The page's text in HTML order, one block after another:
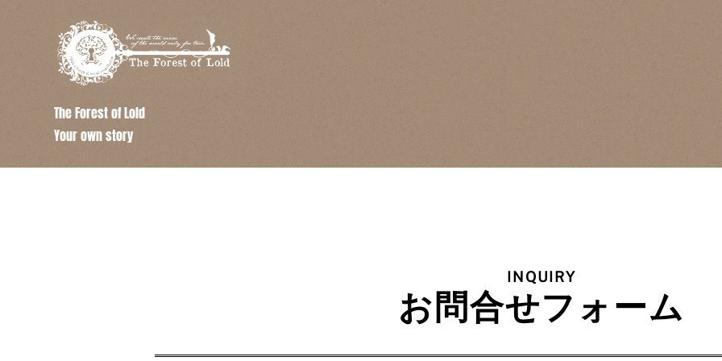
The Forest of Lold
Your own story
INQUIRY
お問合せフォーム